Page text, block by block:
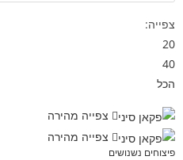
צפייה מהירה
צפייה מהירה